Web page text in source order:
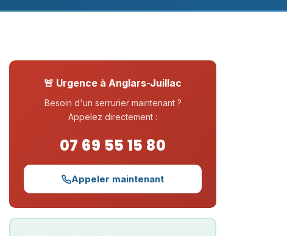
🚨 Urgence à Anglars-Juillac
Besoin d'un serrurier maintenant ?
Appelez directement :
07 69 55 15 80
Appeler maintenant